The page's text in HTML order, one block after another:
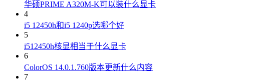
华硕PRIME A320M-K可以装什么显卡
4
i5 12450h和i5 1240p选哪个好
5
i512450h核显相当于什么显卡
6
ColorOS 14.0.1.760版本更新什么内容
7